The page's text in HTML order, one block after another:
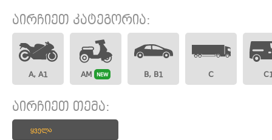
აირჩიეთ კატეგორია:
A, A1 AM NEW B, B1 C
აირჩიეთ თემა:
ყველა